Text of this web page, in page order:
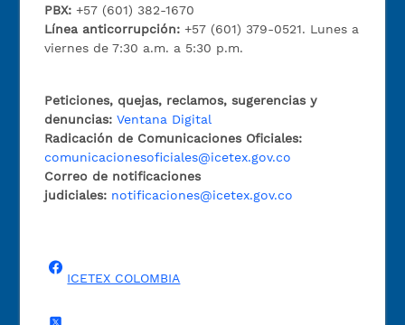
PBX:+57 (601) 382-1670
Línea anticorrupción:+57 (601) 379-0521. Lunes a
viernes de 7:30 a.m. a 5:30 p.m.
Peticiones, quejas, reclamos, sugerencias y
denuncias: Ventana Digital
Radicación de Comunicaciones Oficiales:
comunicacionesoficiales@icetex.gov.co
Correo de notificaciones
judiciales: notificaciones@icetex.gov.co
ICETEX COLOMBIA